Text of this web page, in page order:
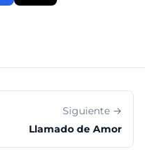
Siguiente →
Llamado de Amor